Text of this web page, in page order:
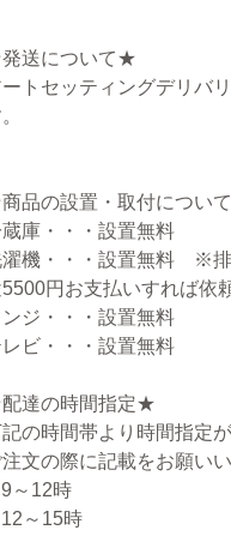
送について★
トセッティングデリバ
品の設置・取付につい
庫・・・設置無料
機・・・設置無料 ※排
円お支払いすれば依
ジ・・・設置無料
ビ・・・設置無料
達の時間指定★
の時間帯より時間指定が
文の際に記載をお願いい
～12時
～15時